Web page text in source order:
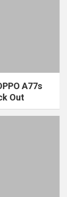
A77s
Out